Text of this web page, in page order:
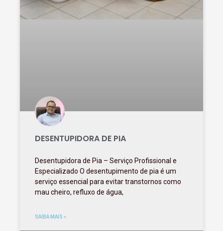
DESENTUPIDORA DE PIA
Desentupidora de Pia – Serviço Profissional e
Especializado O desentupimento de pia é um
serviço essencial para evitar transtornos como
mau cheiro, refluxo de água,
SAIBA MAIS »